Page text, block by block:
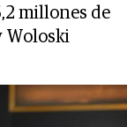
millones de
Woloski